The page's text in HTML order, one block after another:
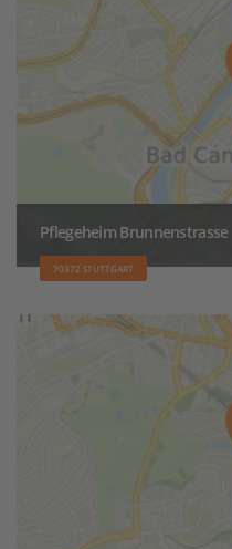
Pflegeheim Brunnenstrasse
70372 STUTTGART